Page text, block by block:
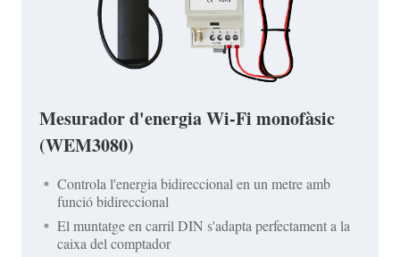
Mesurador d'energia Wi-Fi monofàsic
(WEM3080)
Controla l'energia bidireccional en un metre amb
funció bidireccional
El muntatge en carril DIN s'adapta perfectament a la
caixa del comptador